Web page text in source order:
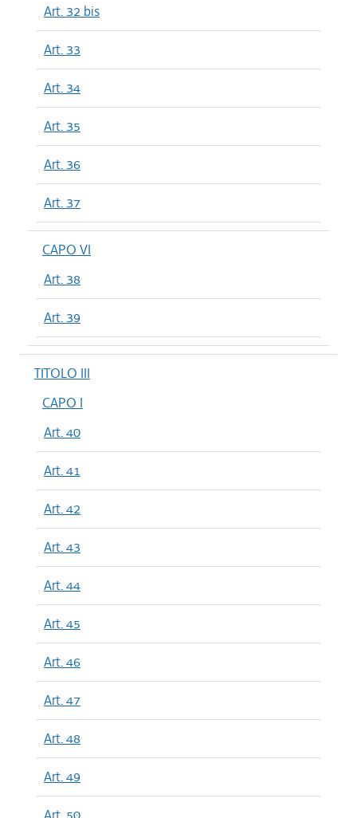
Art. 32 bis
Art. 33
Art. 34
Art. 35
Art. 36
Art. 37
CAPO VI
Art. 38
Art. 39
TITOLO III
CAPO I
Art. 40
Art. 41
Art. 42
Art. 43
Art. 44
Art. 45
Art. 46
Art. 47
Art. 48
Art. 49